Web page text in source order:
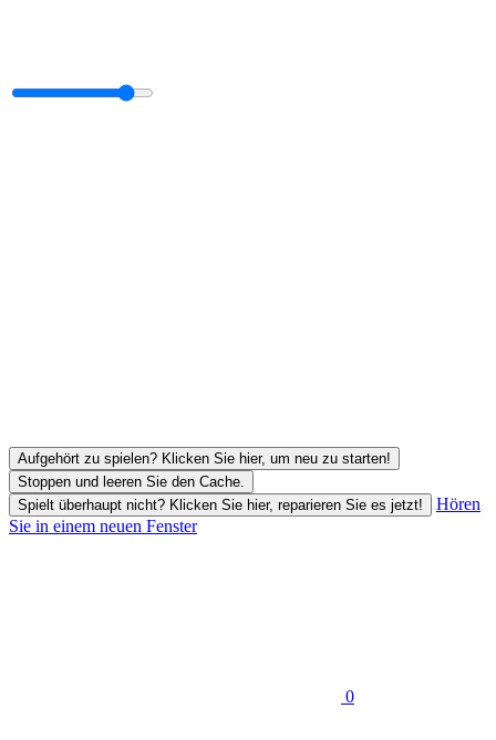
Aufgehört zu spielen? Klicken Sie hier, um neu zu starten!
Stoppen und leeren Sie den Cache.
Spielt überhaupt nicht? Klicken Sie hier, reparieren Sie es jetzt!
Hören
Sie in einem neuen Fenster
0